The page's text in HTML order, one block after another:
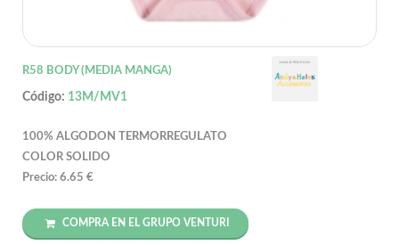
R58 BODY (MEDIA MANGA)
Código: 13M/MV1
100% ALGODON TERMORREGULATO
COLOR SOLIDO
Precio: 6.65 €
COMPRA EN EL GRUPO VENTURI